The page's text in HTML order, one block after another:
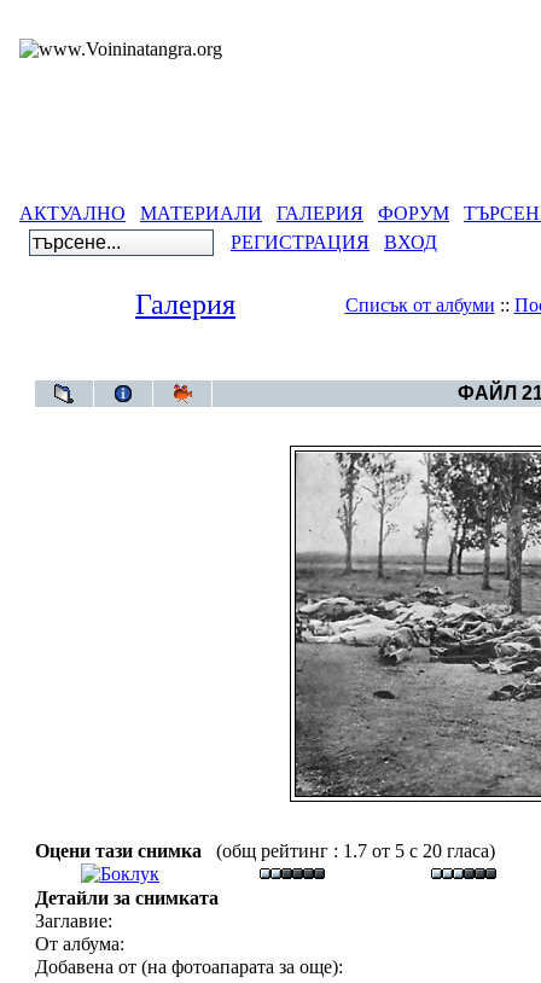
АКТУАЛНО МАТЕРИАЛИ ГАЛЕРИЯ ФОРУМ
РЕГИСТРАЦИЯ
ВХОД
Галерия Списък от албуми ::
ФАЙЛ
Оцени тази снимка (общ рейтинг : 1.7 от 5 с 20 гласа)
Детайли за снимката
Заглавие:
От албума:
Добавена от (на фотоапарата за още):